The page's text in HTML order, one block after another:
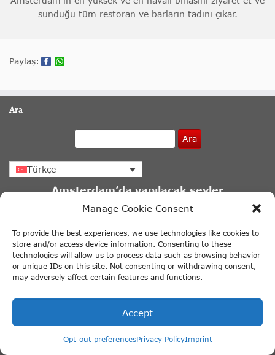
Manage Cookie Consent
To provide the best experiences, we use technologies like cookies to
store and/or access device information. Consenting to these
technologies will allow us to process data such as browsing behavior
or unique IDs on this site. Not consenting or withdrawing consent,
may adversely affect certain features and functions.
Accept
Opt-out preferencesPrivacy PolicyImprint
sunduğu tüm restoran ve barların tadını çıkar.
Paylaş:
Ara
Ara
Türkçe
Amsterdam’da yapılacak şeyler
Amsterdam Kanal Turu
Moulin Rouge Amsterdam
Hollanda’nın Öne Çıkanları
Hop On & Hop Off Otobüs ve Tekne Turları
Amsterdam’daki Müzeler
Anne Frank Evi